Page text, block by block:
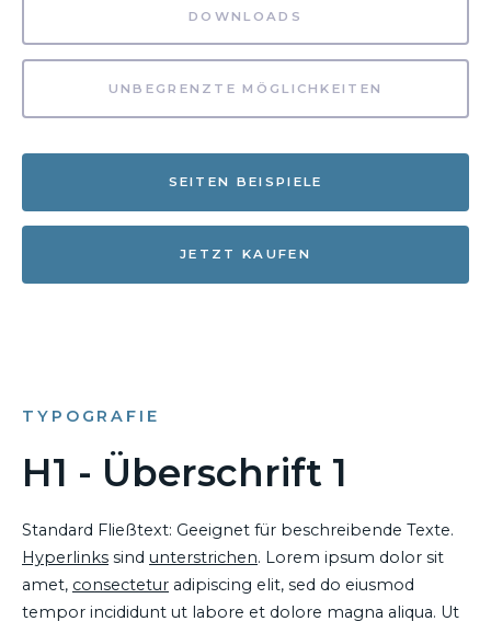
DOWNLOADS
UNBEGRENZTE MÖGLICHKEITEN
SEITEN BEISPIELE
JETZT KAUFEN
TYPOGRAFIE
H1 - Überschrift 1
Standard Fließtext: Geeignet für beschreibende Texte.
Hyperlinks sind unterstrichen. Lorem ipsum dolor sit
amet, consectetur adipiscing elit, sed do eiusmod
tempor incididunt ut labore et dolore magna aliqua. Ut